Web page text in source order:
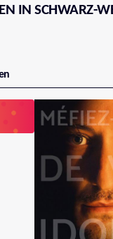
IN SCHWARZ-